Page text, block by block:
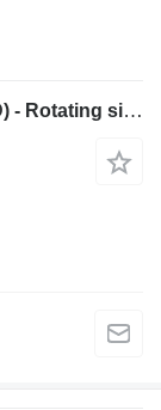
Stolz Turbo Sifter BCMT 1250 (UNUSED) - Rotating sieve